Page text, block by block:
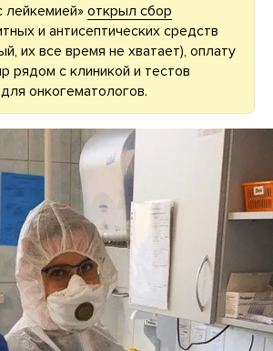
открыл сбор
и антисептических средств
их все время не хватает), оплату
рядом с клиникой и тестов
онкогематологов.